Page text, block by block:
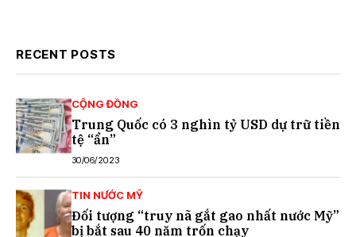
RECENT POSTS
CỘNG ĐỒNG
Trung Quốc có 3 nghìn tỷ USD dự trữ tiền
tệ “ẩn”
30/06/2023
TIN NƯỚC MỸ
Đối tượng “truy nã gắt gao nhất nước Mỹ”
bị bắt sau 40 năm trốn chạy